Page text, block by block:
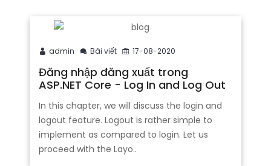
admin Bài viết 17-08-2020
Đăng nhập đăng xuất trong
ASP.NET Core - Log In and Log Out
In this chapter, we will discuss the login and
logout feature. Logout is rather simple to
implement as compared to login. Let us
proceed with the Layo..